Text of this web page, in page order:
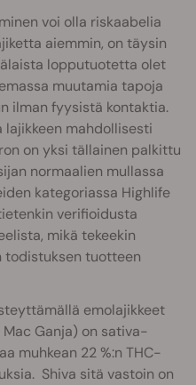
voi olla riskaabelia
aiemmin, on täysin
lopputuotetta olet
muutamia tapoja
ilman fyysistä kontaktia.
mahdollisesti
on yksi tällainen palkittu
normaalien mullassa
kategoriassa Highlife
verifioidusta
mikä tekeekin
todistuksen tuotteen
emolajikkeet
Mac Ganja) on sativa-
muhkean 22 %:n THC-
Shiva sitä vastoin on